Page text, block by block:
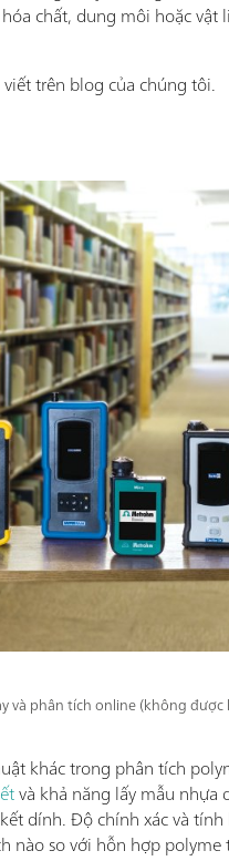
chất, dung môi hoặc vật
trên blog của chúng tôi.
và phân tích online (không được
khác trong phân tích
và khả năng lấy mẫu
dính. Độ chính xác và
nào so với hỗn hợp